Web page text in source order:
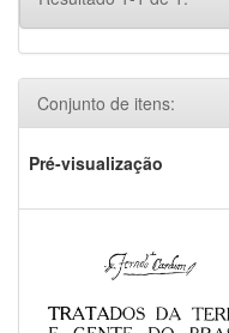
Conjunto de itens:
Pré-visualização